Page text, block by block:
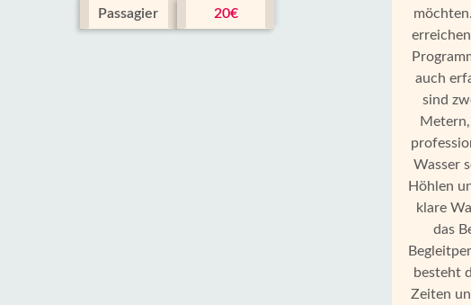
auch
sind
Wasser
Höhlen
klare
das
besteht
Zeiten
Passagier 20€